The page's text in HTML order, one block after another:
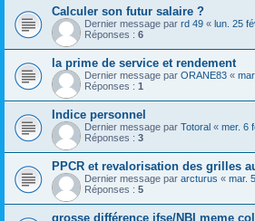
Calculer son futur salaire ?
Dernier message par rd 49 « lun. 25
Réponses : 6
la prime de service et rendement
Dernier message par ORANE83 «
Réponses : 1
Indice personnel
Dernier message par Totoral « mer. 6
Réponses : 3
PPCR et revalorisation des grilles
Dernier message par arcturus « mar.
Réponses : 5
grosse différence ifse/NBI meme